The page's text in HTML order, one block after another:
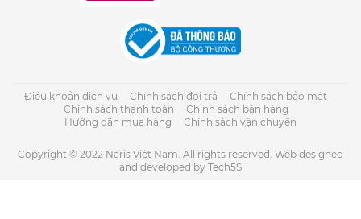
Điều khoản dịch vụ Chính sách đổi trả
Chính sách bảo mật
Chính sách thanh toán
Chính sách bán hàng
Hướng dẫn mua hàng
Chính sách vận chuyển
Copyright © 2022 Naris Việt Nam. All rights reserved. Web designed
and developed by Tech5S